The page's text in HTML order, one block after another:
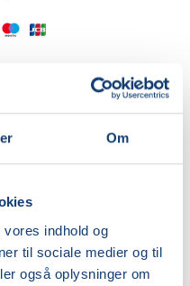
Om
indhold og
til sociale medier og til
også oplysninger om